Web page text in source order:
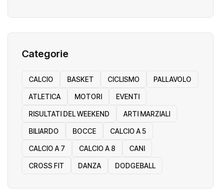
Categorie
CALCIO BASKET CICLISMO PALLAVOLO
ATLETICA MOTORI EVENTI
RISULTATI DEL WEEKEND ARTI MARZIALI
BILIARDO BOCCE CALCIO A 5
CALCIO A 7 CALCIO A 8 CANI
CROSS FIT DANZA DODGEBALL